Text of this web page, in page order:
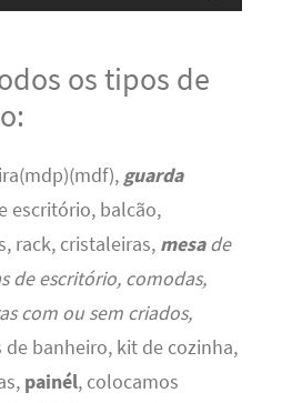
os tipos de
guarda
escritório, balcão,
rack, cristaleiras, mesa de
de escritório, comodas,
com ou sem criados,
banheiro, kit de cozinha,
painél, colocamos